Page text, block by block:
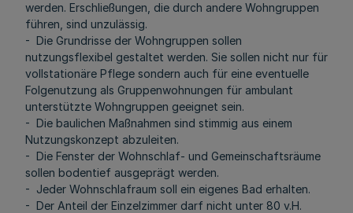
werden. Erschließungen, die durch andere Wohngruppen
führen, sind unzulässig.
- Die Grundrisse der Wohngruppen sollen
nutzungsflexibel gestaltet werden. Sie sollen nicht nur für
vollstationäre Pflege sondern auch für eine eventuelle
Folgenutzung als Gruppenwohnungen für ambulant
unterstützte Wohngruppen geeignet sein.
- Die baulichen Maßnahmen sind stimmig aus einem
Nutzungskonzept abzuleiten.
- Die Fenster der Wohnschlaf- und Gemeinschaftsräume
sollen bodentief ausgeprägt werden.
- Jeder Wohnschlafraum soll ein eigenes Bad erhalten.
- Der Anteil der Einzelzimmer darf nicht unter 80 v.H.